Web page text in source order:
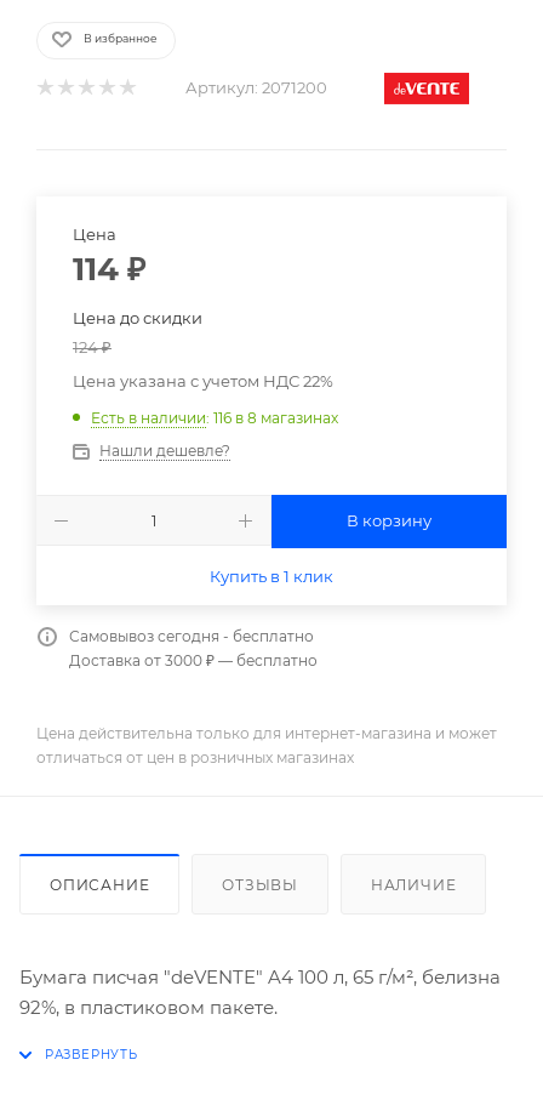
В избранное
Артикул: 2071200
Цена
114 ₽
Цена до скидки
124₽
Цена указана с учетом НДС 22%
Есть в наличии: 116 в 8 магазинах
Нашли дешевле?
В корзину
Купить в 1 клик
Самовывоз сегодня - бесплатно
Доставка от 3000 ₽ — бесплатно
Цена действительна только для интернет-магазина и может
отличаться от цен в розничных магазинах
ОПИСАНИЕ ОТЗЫВЫ НАЛИЧИЕ
Бумага писчая "deVENTE" A4 100 л, 65 г/м², белизна
92%, в пластиковом пакете.